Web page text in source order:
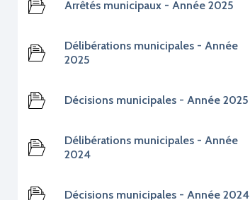
Arrêtés municipaux - Année 2025
Délibérations municipales - Année
2025
Décisions municipales - Année 2025
Délibérations municipales - Année
2024
Décisions municipales - Année 2024